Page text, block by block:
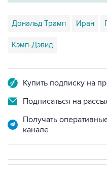
Дональд Трамп Иран
Кэмп-Дэвид
Купить подписку на
Подписаться на
Получать
канале